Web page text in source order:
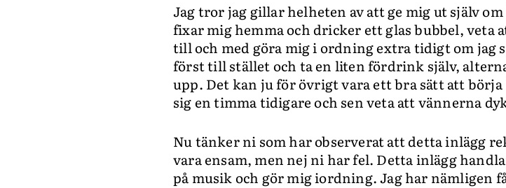
Jag tror jag gillar helheten av att ge mig ut själv
fixar mig hemma och dricker ett glas bubbel, veta
till och med göra mig i ordning extra tidigt om jag
först till stället och ta en liten fördrink själv,
upp. Det kan ju för övrigt vara ett bra sätt att börja
sig en timma tidigare och sen veta att vännerna
Nu tänker ni som har observerat att detta inlägg
vara ensam, men nej ni har fel. Detta inlägg
på musik och gör mig iordning. Jag har nämligen